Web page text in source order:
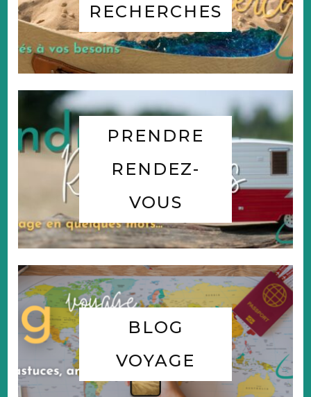
RECHERCHES
PRENDRE
RENDEZ-
VOUS
BLOG
VOYAGE